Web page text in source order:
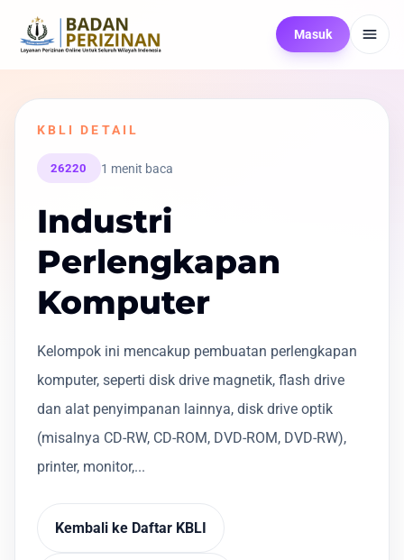
Masuk
KBLI DETAIL
26220 1 menit baca
Industri
Perlengkapan
Komputer
Kelompok ini mencakup pembuatan perlengkapan
komputer, seperti disk drive magnetik, flash drive
dan alat penyimpanan lainnya, disk drive optik
(misalnya CD-RW, CD-ROM, DVD-ROM, DVD-RW),
printer, monitor,...
Kembali ke Daftar KBLI